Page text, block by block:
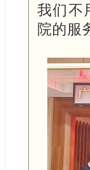
我们不
院的服